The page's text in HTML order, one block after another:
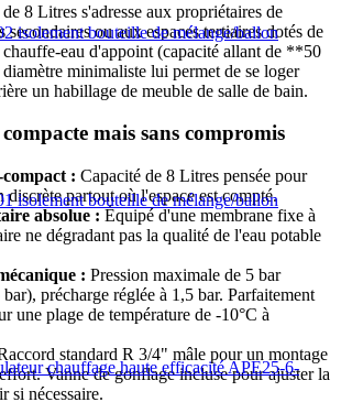
8 Litres s'adresse aux propriétaires de
secondaires ou aux espaces tertiaires dotés de
eau d'appoint (capacité allant de **50
minimaliste lui permet de se loger
un habillage de meuble de salle de bain.
mais sans compromis
: Capacité de 8 Litres pensée pour
discrète partout où l'espace est compté.
absolue : Équipé d'une membrane fixe à
ne dégradant pas la qualité de l'eau potable
: Pression maximale de 5 bar
précharge réglée à 1,5 bar. Parfaitement
une plage de température de -10°C à
standard R 3/4" mâle pour un montage
Vanne de gonflage incluse pour ajuster la
si nécessaire.
isolement bouteille de mélange/ballon
isolement bouteille de mélange/ballon
chauffage haute efficacité APE25-6-